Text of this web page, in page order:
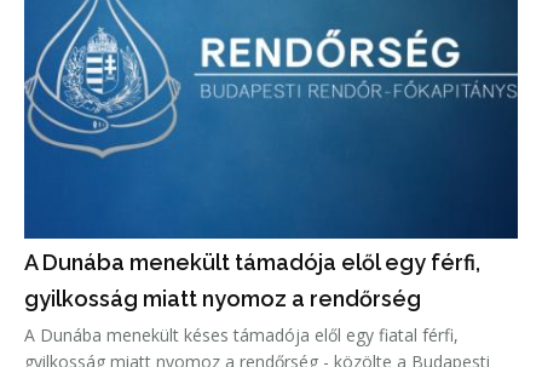
A Dunába menekült támadója elől egy férfi,
gyilkosság miatt nyomoz a rendőrség
A Dunába menekült késes támadója elől egy fiatal férfi,
gyilkosság miatt nyomoz a rendőrség - közölte a Budapesti